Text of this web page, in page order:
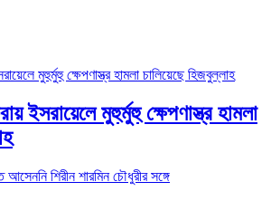
ইসরায়েলে মুহুর্মুহু ক্ষেপণাস্ত্র হামলা